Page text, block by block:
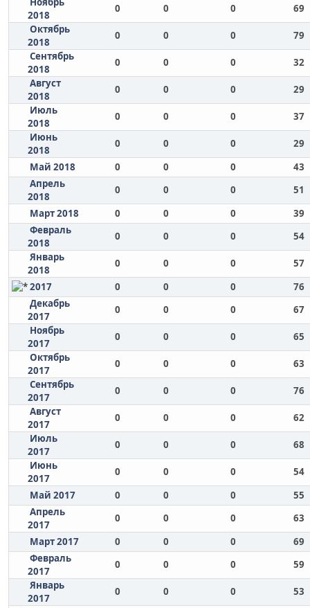
2018
0 0 0
69
Октябрь
2018
0 0 0
79
Сентябрь
2018
0 0 0
32
Август
2018
0 0 0
29
Июль
2018
0 0 0
37
Июнь
2018
0 0 0
29
Май 2018
0 0 0
43
Апрель
2018
0 0 0
51
Март 2018
0 0 0
39
Февраль
2018
0 0 0
54
Январь
2018
0 0 0
57
2017
0 0 0
76
Декабрь
2017
0 0 0
67
Ноябрь
2017
0 0 0
65
Октябрь
2017
0 0 0
63
Сентябрь
2017
0 0 0
76
Август
2017
0 0 0
62
Июль
2017
0 0 0
68
Июнь
2017
0 0 0
54
Май 2017
0 0 0
55
Апрель
2017
0 0 0
63
Март 2017
0 0 0
69
Февраль
2017
0 0 0
59
Январь
2017
0 0 0
53